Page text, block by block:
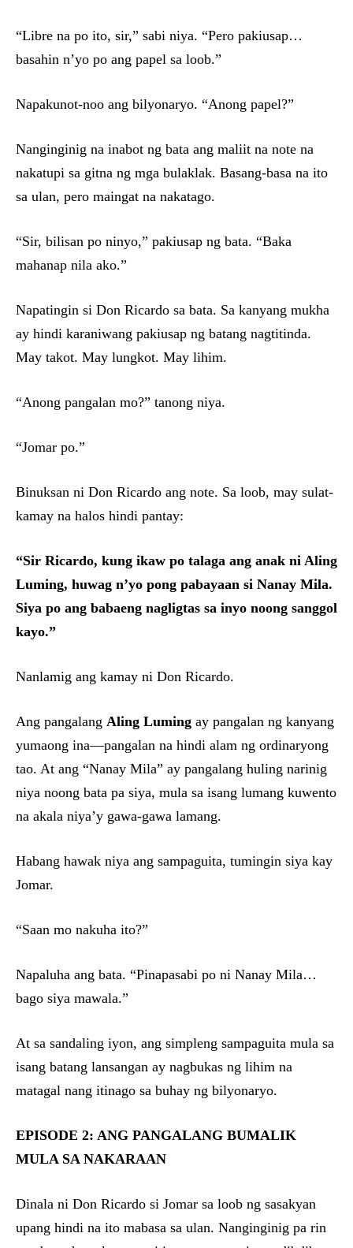
“Libre na po ito, sir,” sabi niya. “Pero pakiusap…
basahin n’yo po ang papel sa loob.”
Napakunot-noo ang bilyonaryo. “Anong papel?”
Nanginginig na inabot ng bata ang maliit na note na
nakatupi sa gitna ng mga bulaklak. Basang-basa na ito
sa ulan, pero maingat na nakatago.
“Sir, bilisan po ninyo,” pakiusap ng bata. “Baka
mahanap nila ako.”
Napatingin si Don Ricardo sa bata. Sa kanyang mukha
ay hindi karaniwang pakiusap ng batang nagtitinda.
May takot. May lungkot. May lihim.
“Anong pangalan mo?” tanong niya.
“Jomar po.”
Binuksan ni Don Ricardo ang note. Sa loob, may sulat-
kamay na halos hindi pantay:
“Sir Ricardo, kung ikaw po talaga ang anak ni Aling
Luming, huwag n’yo pong pabayaan si Nanay Mila.
Siya po ang babaeng nagligtas sa inyo noong sanggol
kayo.”
Nanlamig ang kamay ni Don Ricardo.
Ang pangalang Aling Luming ay pangalan ng kanyang
yumaong ina—pangalan na hindi alam ng ordinaryong
tao. At ang “Nanay Mila” ay pangalang huling narinig
niya noong bata pa siya, mula sa isang lumang kuwento
na akala niya’y gawa-gawa lamang.
Habang hawak niya ang sampaguita, tumingin siya kay
Jomar.
“Saan mo nakuha ito?”
Napaluha ang bata. “Pinapasabi po ni Nanay Mila…
bago siya mawala.”
At sa sandaling iyon, ang simpleng sampaguita mula sa
isang batang lansangan ay nagbukas ng lihim na
matagal nang itinago sa buhay ng bilyonaryo.
EPISODE 2: ANG PANGALANG BUMALIK
MULA SA NAKARAAN
Dinala ni Don Ricardo si Jomar sa loob ng sasakyan
upang hindi na ito mabasa sa ulan. Nanginginig pa rin